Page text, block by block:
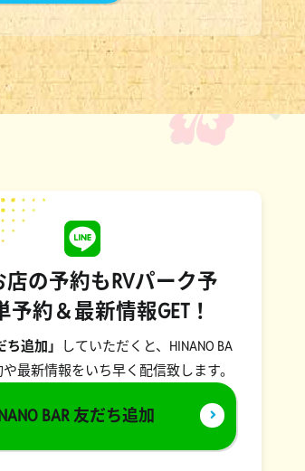
店の予約もRVパーク予
予約＆最新情報GET！
ち追加」
していただくと、HINANO BA
最新情報をいち早く配信致します。
BAR 友だち追加